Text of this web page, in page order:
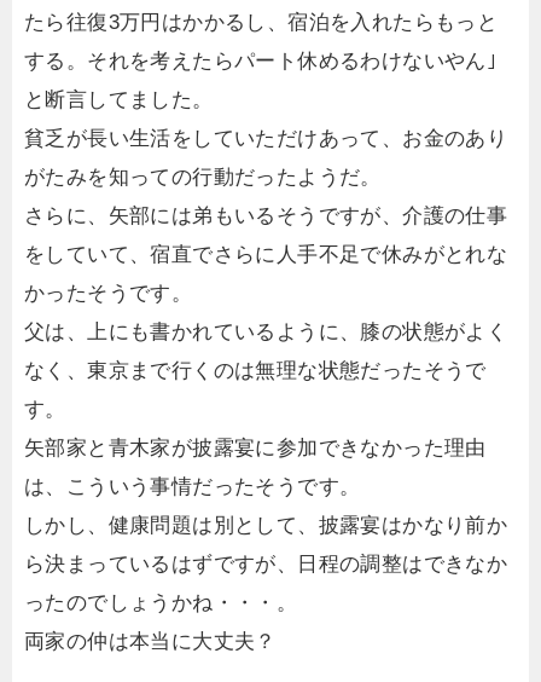
たら往復3万円はかかるし、宿泊を入れたらもっと
する。それを考えたらパート休めるわけないやん｣
と断言してました。
貧乏が長い生活をしていただけあって、お金のあり
がたみを知っての行動だったようだ。
さらに、矢部には弟もいるそうですが、介護の仕事
をしていて、宿直でさらに人手不足で休みがとれな
かったそうです。
父は、上にも書かれているように、膝の状態がよく
なく、東京まで行くのは無理な状態だったそうで
す。
矢部家と青木家が披露宴に参加できなかった理由
は、こういう事情だったそうです。
しかし、健康問題は別として、披露宴はかなり前か
ら決まっているはずですが、日程の調整はできなか
ったのでしょうかね・・・。
両家の仲は本当に大丈夫？